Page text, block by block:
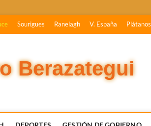
Sourigues Ranelagh V. España Plátanos
Berazategui